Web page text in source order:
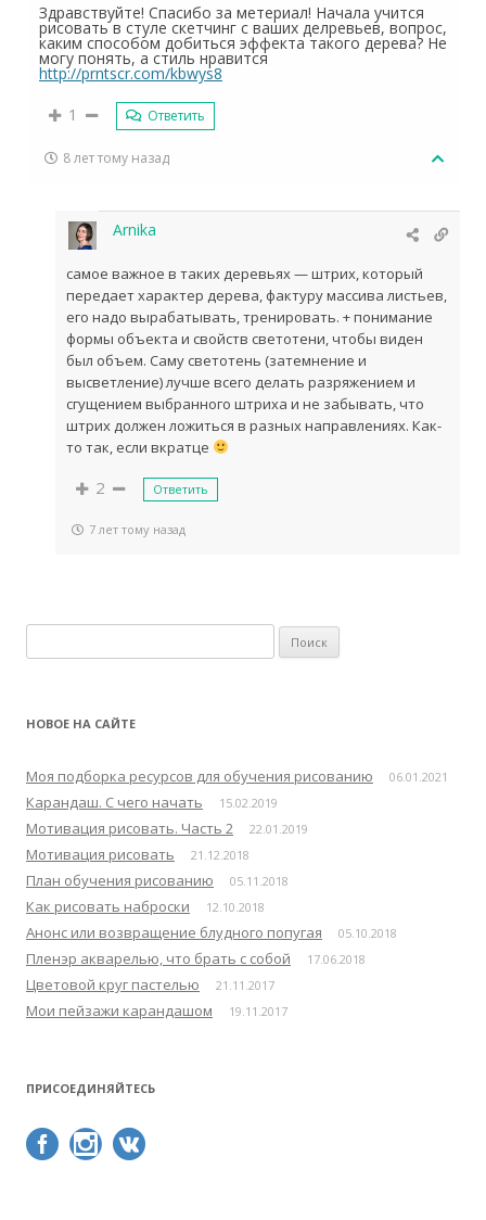
Здравствуйте! Спасибо за метериал! Начала учится
рисовать в стуле скетчинг с ваших делревьев, вопрос,
каким способом добиться эффекта такого дерева? Не
могу понять, а стиль нравится
http://prntscr.com/kbwys8
1 Ответить
8 лет тому назад
Arnika
самое важное в таких деревьях — штрих, который
передает характер дерева, фактуру массива листьев,
его надо вырабатывать, тренировать. + понимание
формы объекта и свойств светотени, чтобы виден
был объем. Саму светотень (затемнение и
высветление) лучше всего делать разряжением и
сгущением выбранного штриха и не забывать, что
штрих должен ложиться в разных направлениях. Как-
то так, если вкратце
2 Ответить
7 лет тому назад
а
т
:
НОВОЕ НА САЙТЕ
Моя подборка ресурсов для обучения рисованию 06.01.2021
Карандаш. С чего начать 15.02.2019
Мотивация рисовать. Часть 2 22.01.2019
Мотивация рисовать 21.12.2018
План обучения рисованию 05.11.2018
Как рисовать наброски 12.10.2018
Анонс или возвращение блудного попугая 05.10.2018
Пленэр акварелью, что брать с собой 17.06.2018
Цветовой круг пастелью 21.11.2017
Мои пейзажи карандашом 19.11.2017
ПРИСОЕДИНЯЙТЕСЬ